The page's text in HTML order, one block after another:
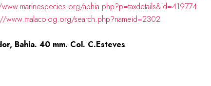
aphia.php?p=taxdetails&id=419774
www.malacolog.org/search.php?nameid=2302
Bahia. 40 mm. Col. C.Esteves